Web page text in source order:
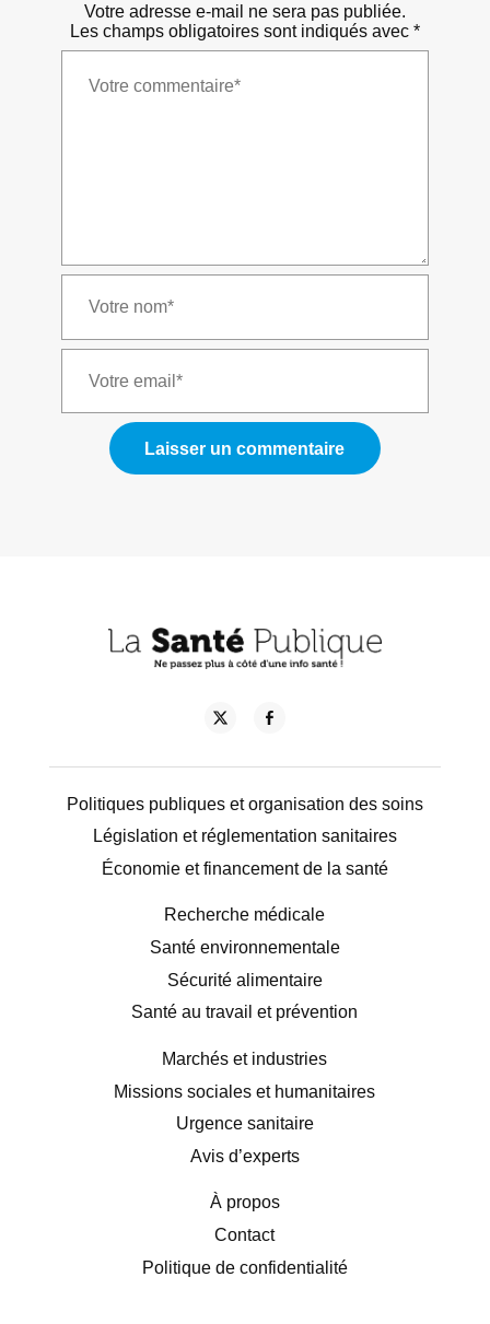
Votre adresse e-mail ne sera pas publiée.
Les champs obligatoires sont indiqués avec *
Politiques publiques et organisation des soins
Législation et réglementation sanitaires
Économie et financement de la santé
Recherche médicale
Santé environnementale
Sécurité alimentaire
Santé au travail et prévention
Marchés et industries
Missions sociales et humanitaires
Urgence sanitaire
Avis d’experts
À propos
Contact
Politique de confidentialité